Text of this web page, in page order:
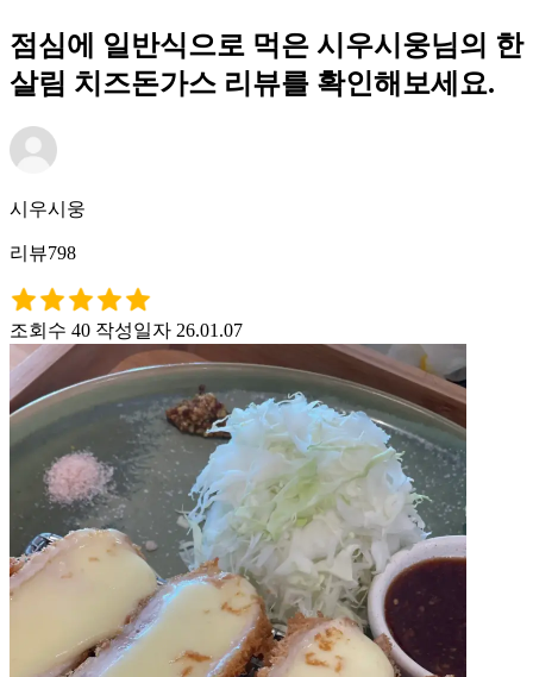
점심에 일반식으로 먹은 시우시웅님의 한
살림 치즈돈가스 리뷰를 확인해보세요.
시우시웅
리뷰798
조회수 40 작성일자 26.01.07